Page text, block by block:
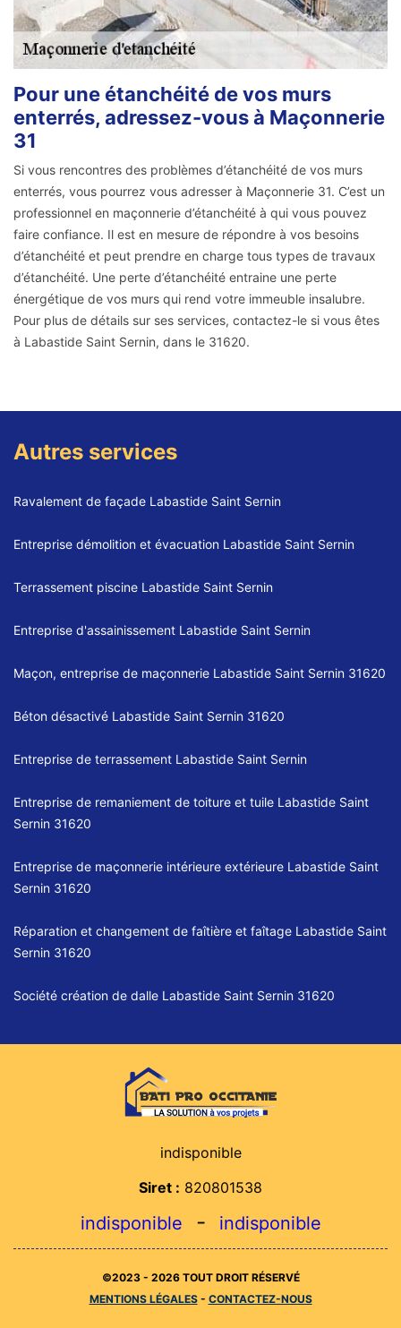
Pour une étanchéité de vos murs
enterrés, adressez-vous à Maçonnerie
31
Si vous rencontres des problèmes d’étanchéité de vos murs
enterrés, vous pourrez vous adresser à Maçonnerie 31. C’est un
professionnel en maçonnerie d’étanchéité à qui vous pouvez
faire confiance. Il est en mesure de répondre à vos besoins
d’étanchéité et peut prendre en charge tous types de travaux
d’étanchéité. Une perte d’étanchéité entraine une perte
énergétique de vos murs qui rend votre immeuble insalubre.
Pour plus de détails sur ses services, contactez-le si vous êtes
à Labastide Saint Sernin, dans le 31620.
Autres services
Ravalement de façade Labastide Saint Sernin
Entreprise démolition et évacuation Labastide Saint Sernin
Terrassement piscine Labastide Saint Sernin
Entreprise d'assainissement Labastide Saint Sernin
Maçon, entreprise de maçonnerie Labastide Saint Sernin 31620
Béton désactivé Labastide Saint Sernin 31620
Entreprise de terrassement Labastide Saint Sernin
Entreprise de remaniement de toiture et tuile Labastide Saint
Sernin 31620
Entreprise de maçonnerie intérieure extérieure Labastide Saint
Sernin 31620
Réparation et changement de faîtière et faîtage Labastide Saint
Sernin 31620
Société création de dalle Labastide Saint Sernin 31620
indisponible
Siret : 820801538
indisponible - indisponible
©2023 - 2026 TOUT DROIT RÉSERVÉ
MENTIONS LÉGALES- CONTACTEZ-NOUS